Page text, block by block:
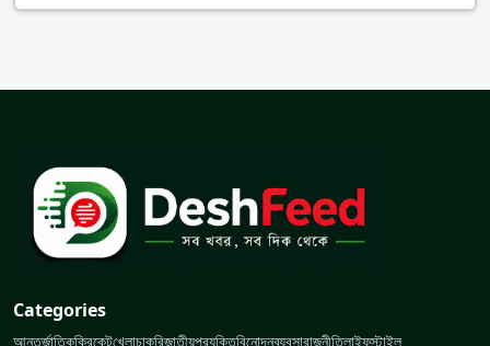
Categories
আন্তর্জাতিকক্রিকেটখেলাচাকরিজাতীয়প্রযুক্তিবিনোদনব্যবসারাজনীতিলাইফস্টাইল